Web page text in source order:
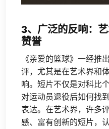
3、广泛的反响：
赞誉
《亲爱的篮球》一经推
评，尤其是在艺术界和
响。短片不仅是对科比
对运动员退役后如何找
表达。在艺术界，许多
感、富有创新的短片，